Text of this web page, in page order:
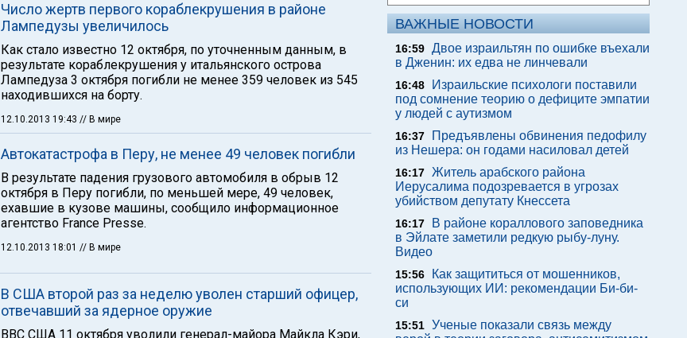
Число жертв первого кораблекрушения в районе
Лампедузы увеличилось
Как стало известно 12 октября, по уточненным данным, в
результате кораблекрушения у итальянского острова
Лампедуза 3 октября погибли не менее 359 человек из 545
находившихся на борту.
12.10.2013 19:43 // В мире
Автокатастрофа в Перу, не менее 49 человек погибли
В результате падения грузового автомобиля в обрыв 12
октября в Перу погибли, по меньшей мере, 49 человек,
ехавшие в кузове машины, сообщило информационное
агентство France Presse.
12.10.2013 18:01 // В мире
В США второй раз за неделю уволен старший офицер,
отвечавший за ядерное оружие
ВВС США 11 октября уволили генерал-майора Майкла Кэри,
ВАЖНЫЕ НОВОСТИ
16:59 Двое израильтян по ошибке въехали
в Дженин: их едва не линчевали
16:48
Израильские психологи поставили
под сомнение теорию о дефиците эмпатии
у людей с аутизмом
16:37
Предъявлены обвинения педофилу
из Нешера: он годами насиловал детей
16:17 Житель арабского района
Иерусалима подозревается в угрозах
убийством депутату Кнессета
16:17
В районе кораллового заповедника
в Эйлате заметили редкую рыбу-луну.
Видео
15:56
Как защититься от мошенников,
использующих ИИ: рекомендации Би-би-
си
15:51 Ученые показали связь между